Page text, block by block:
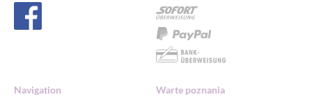
Navigation Warte poznania